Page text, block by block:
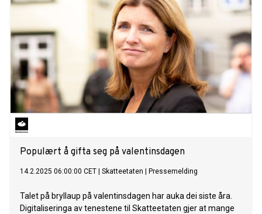
Populært å gifta seg på valentinsdagen
14.2.2025 06:00:00 CET Skatteetaten Pressemelding
Talet på bryllaup på valentinsdagen har auka dei siste åra.
Digitaliseringa av tenestene til Skatteetaten gjer at mange